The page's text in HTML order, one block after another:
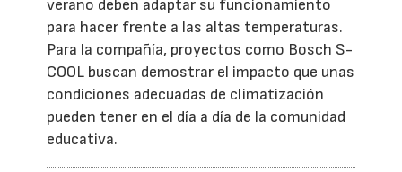
verano deben adaptar su funcionamiento
para hacer frente a las altas temperaturas.
Para la compañía, proyectos como Bosch S-
COOL buscan demostrar el impacto que unas
condiciones adecuadas de climatización
pueden tener en el día a día de la comunidad
educativa.